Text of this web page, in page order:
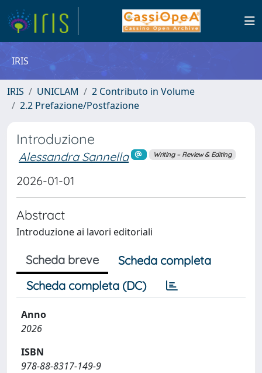
IRIS
IRIS UNICLAM
2 Contributo in Volume
2.2 Prefazione/Postfazione
Introduzione
Alessandra Sannella Writing – Review & Editing
2026-01-01
Abstract
Introduzione ai lavori editoriali
Scheda breve
Scheda completa
Scheda completa (DC)
Anno
2026
ISBN
978-88-8317-149-9